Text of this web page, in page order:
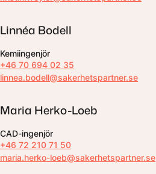
Linnéa Bodell
Kemiingenjör
+46 70 694 02 35
linnea.bodell@sakerhetspartner.se
Maria Herko-Loeb
CAD-ingenjör
+46 72 210 71 50
maria.herko-loeb@sakerhetspartner.se